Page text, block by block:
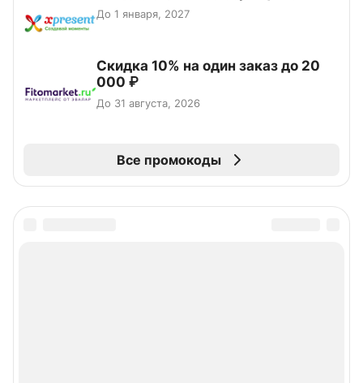
До 1 января, 2027
Скидка 10% на один заказ до 20
000 ₽
До 31 августа, 2026
Все промокоды